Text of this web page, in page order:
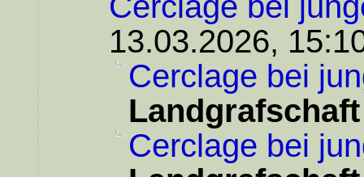
13.03.2026,
Cerclage bei
Landgrafschaft
Cerclage bei